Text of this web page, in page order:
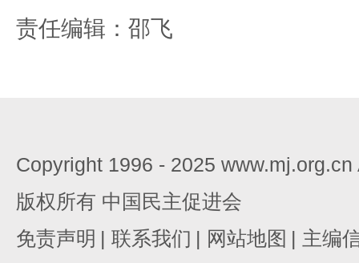
责任编辑：邵飞
Copyright 1996 - 2025
版权所有 中国民主促进会
免责声明 | 联系我们 | 网站地图 | 主编